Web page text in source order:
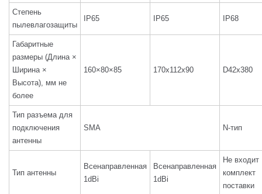
Степень
пылевлагозащиты
IP65 IP65 IP68
Габаритные
размеры (Длина ×
Ширина ×
Высота), мм не
более
160×80×85 170x112x90 D42x380
Тип разъема для
подключения
антенны
SMA N-тип
Тип антенны
Всенаправленная
1dBi
Всенаправленная
1dBi
Не входит
комплект
поставки